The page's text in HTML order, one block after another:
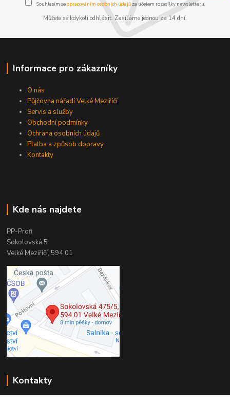
Souhlasím se zpracováním osobních údajůza účelem rozesílky newsletteru.
Můžete se kdykoli odhlásit. Zasíláme jednou za 14 dní.
Informace pro zákazníky
O nás
Půjčovna nářadí Velké Meziříčí
Servis a služby
Obchodní podmínky
Ochrana osobních údajů
Platba a způsob dopravy
Kontakty
Kde nás najdete
PP-Profi
Sokolovská 5
Velké Meziříčí, 594 01
Kontakty